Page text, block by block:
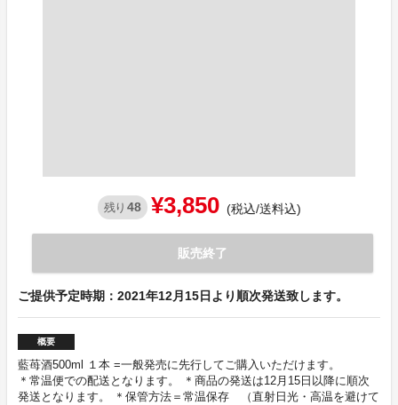
残り 48 ¥3,850 (税込/送料込)
販売終了
ご提供予定時期：2021年12月15日より順次発送致します。
概要
藍苺酒500ml １本 =一般発売に先行してご購入いただけます。
＊常温便での配送となります。 ＊商品の発送は12月15日以降に順次
発送となります。 ＊保管方法＝常温保存 （直射日光・高温を避けて